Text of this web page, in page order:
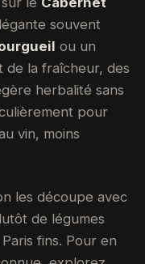
souvent
ou un
de la fraîcheur, des
herbalité sans
pour
vin, moins
les découpe avec
de légumes
fins. Pour en